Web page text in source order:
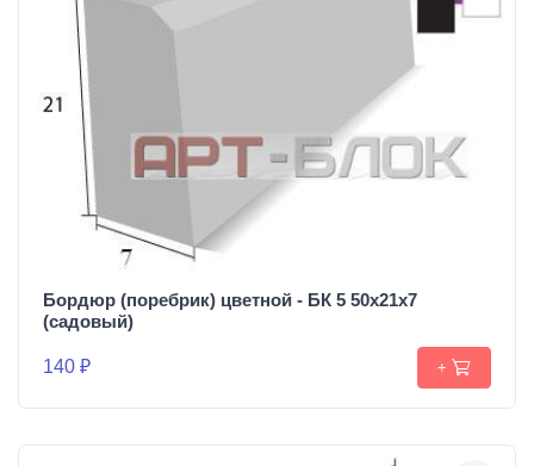
Бордюр (поребрик) цветной - БК 5 50х21х7
(садовый)
140 ₽ +